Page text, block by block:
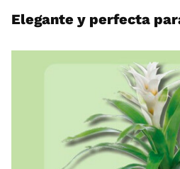
Elegante y perfecta